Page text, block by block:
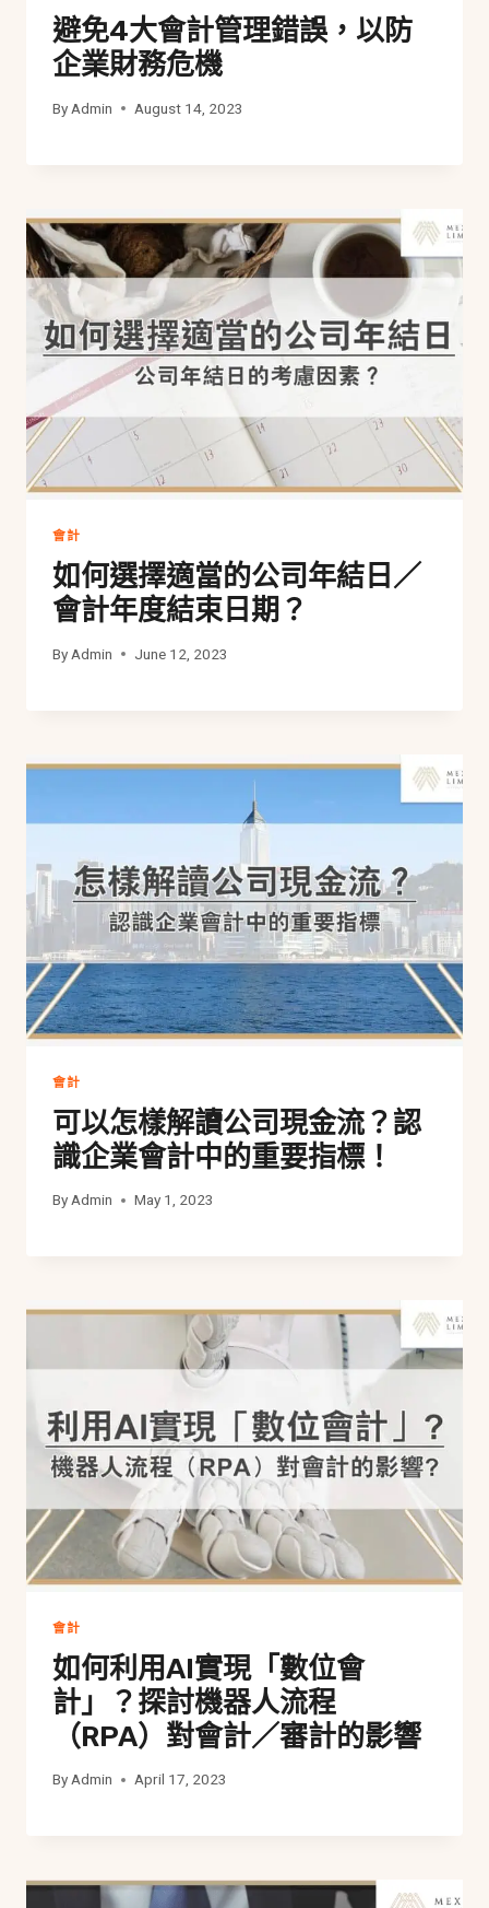
避免4大會計管理錯誤，以防
企業財務危機
By Admin August 14, 2023
會計
如何選擇適當的公司年結日／
會計年度結束日期？
By Admin June 12, 2023
會計
可以怎樣解讀公司現金流？認
識企業會計中的重要指標！
By Admin May 1, 2023
會計
如何利用AI實現「數位會
計」？探討機器人流程
（RPA）對會計／審計的影響
ByAdmin April 17, 2023